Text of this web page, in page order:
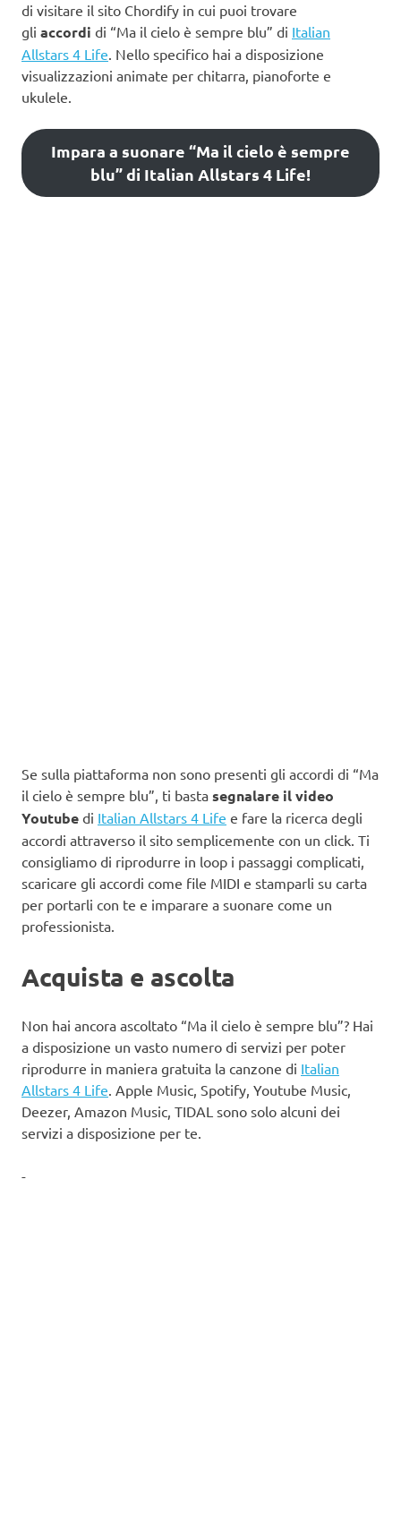
di visitare il sito Chordify in cui puoi trovare
gli accordi di “Ma il cielo è sempre blu” di Italian
Allstars 4 Life. Nello specifico hai a disposizione
visualizzazioni animate per chitarra, pianoforte e
ukulele.
Impara a suonare “Ma il cielo è sempre
blu” di Italian Allstars 4 Life!
Se sulla piattaforma non sono presenti gli accordi di “Ma
il cielo è sempre blu”, ti basta segnalare il video
Youtube di Italian Allstars 4 Life e fare la ricerca degli
accordi attraverso il sito semplicemente con un click. Ti
consigliamo di riprodurre in loop i passaggi complicati,
scaricare gli accordi come file MIDI e stamparli su carta
per portarli con te e imparare a suonare come un
professionista.
Acquista e ascolta
Non hai ancora ascoltato “Ma il cielo è sempre blu”? Hai
a disposizione un vasto numero di servizi per poter
riprodurre in maniera gratuita la canzone di Italian
Allstars 4 Life . Apple Music, Spotify, Youtube Music,
Deezer, Amazon Music, TIDAL sono solo alcuni dei
servizi a disposizione per te.
-